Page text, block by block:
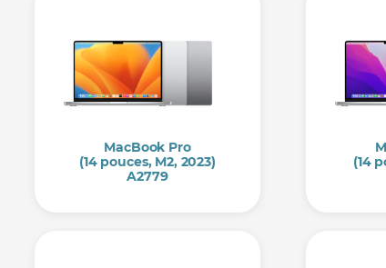
MacBook Pro
(14 pouces, M2, 2023)
A2779
(14